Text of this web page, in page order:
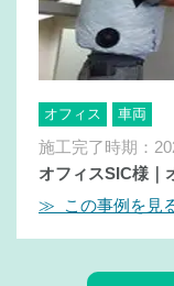
オフィス 車両
施工完了時期：
オフィスSIC様｜
≫ この事例を見